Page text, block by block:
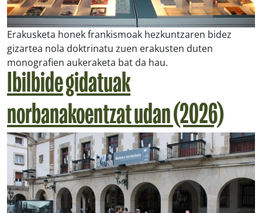
Erakusketa honek frankismoak hezkuntzaren bidez
gizartea nola doktrinatu zuen erakusten duten
monografien aukeraketa bat da hau.
Ibilbide gidatuak
norbanakoentzat udan (2026)